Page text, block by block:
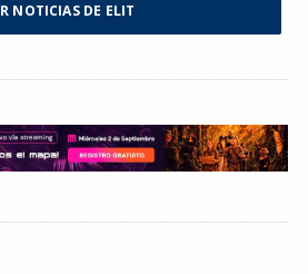
NOTICIAS DE ELIT